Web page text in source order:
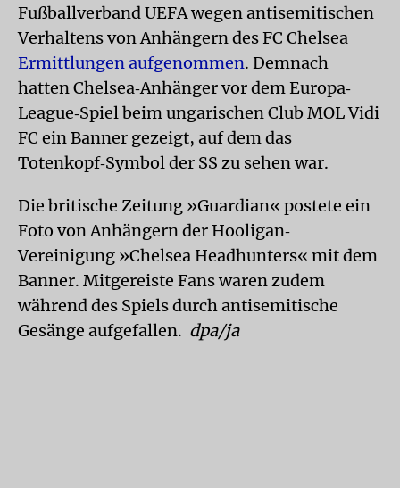
Fußballverband UEFA wegen antisemitischen
Verhaltens von Anhängern des FC Chelsea
Ermittlungen aufgenommen. Demnach
hatten Chelsea‐Anhänger vor dem Europa‐
League‐Spiel beim ungarischen Club MOL Vidi
FC ein Banner gezeigt, auf dem das
Totenkopf‐Symbol der SS zu sehen war.
Die britische Zeitung »Guardian« postete ein
Foto von Anhängern der Hooligan‐
Vereinigung »Chelsea Headhunters« mit dem
Banner. Mitgereiste Fans waren zudem
während des Spiels durch antisemitische
Gesänge aufgefallen. dpa/ja